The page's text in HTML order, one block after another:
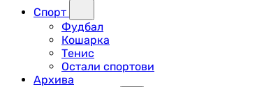
Спорт
Фудбал
Кошарка
Тенис
Остали спортови
Архива